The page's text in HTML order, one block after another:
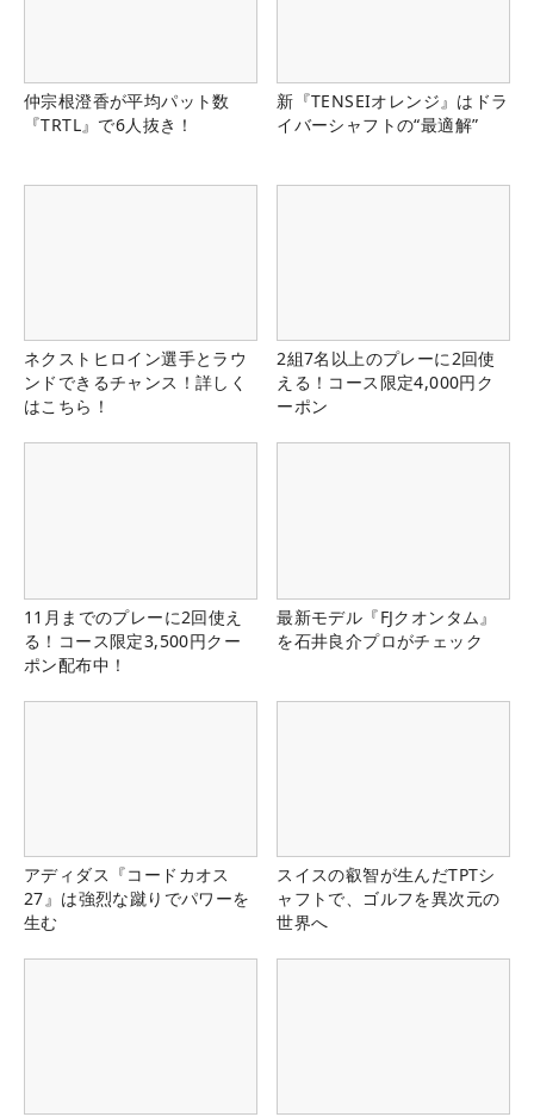
仲宗根澄香が平均パット数
『TRTL』で6人抜き！
新『TENSEIオレンジ』はドラ
イバーシャフトの“最適解”
ネクストヒロイン選手とラウ
ンドできるチャンス！詳しく
はこちら！
2組7名以上のプレーに2回使
える！コース限定4,000円ク
ーポン
11月までのプレーに2回使え
る！コース限定3,500円クー
ポン配布中！
最新モデル『FJクオンタム』
を石井良介プロがチェック
アディダス『コードカオス
27』は強烈な蹴りでパワーを
生む
スイスの叡智が生んだTPTシ
ャフトで、ゴルフを異次元の
世界へ